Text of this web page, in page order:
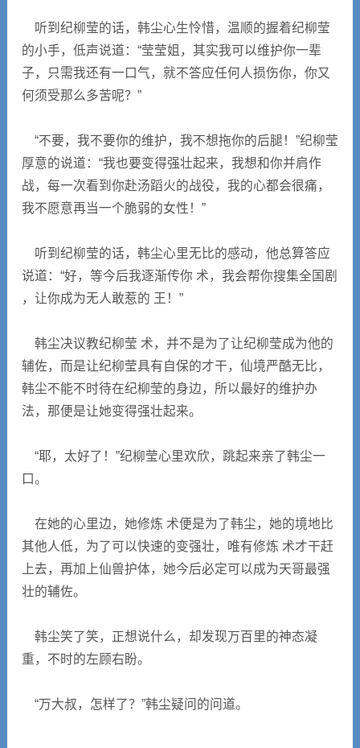
听到纪柳莹的话，韩尘心生怜惜，温顺的握着纪柳莹
的小手，低声说道：“莹莹姐，其实我可以维护你一辈
子，只需我还有一口气，就不答应任何人损伤你，你又
何须受那么多苦呢？”
“不要，我不要你的维护，我不想拖你的后腿！”纪柳莹
厚意的说道：“我也要变得强壮起来，我想和你并肩作
战，每一次看到你赴汤蹈火的战役，我的心都会很痛，
我不愿意再当一个脆弱的女性！”
听到纪柳莹的话，韩尘心里无比的感动，他总算答应
说道：“好，等今后我逐渐传你 术，我会帮你搜集全国剧
，让你成为无人敢惹的 王！”
韩尘决议教纪柳莹 术，并不是为了让纪柳莹成为他的
辅佐，而是让纪柳莹具有自保的才干，仙境严酷无比，
韩尘不能不时待在纪柳莹的身边，所以最好的维护办
法，那便是让她变得强壮起来。
“耶，太好了！”纪柳莹心里欢欣，跳起来亲了韩尘一
口。
在她的心里边，她修炼 术便是为了韩尘，她的境地比
其他人低，为了可以快速的变强壮，唯有修炼 术才干赶
上去，再加上仙兽护体，她今后必定可以成为天哥最强
壮的辅佐。
韩尘笑了笑，正想说什么，却发现万百里的神态凝
重，不时的左顾右盼。
“万大叔，怎样了？”韩尘疑问的问道。